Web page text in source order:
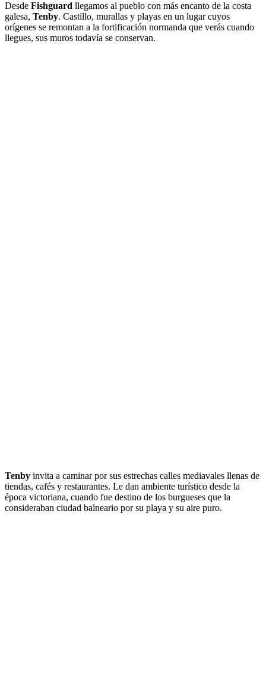
Desde Fishguard llegamos al pueblo con más encanto de la costa
galesa, Tenby. Castillo, murallas y playas en un lugar cuyos
orígenes se remontan a la fortificación normanda que verás cuando
llegues, sus muros todavía se conservan.
Tenby invita a caminar por sus estrechas calles mediavales llenas de
tiendas, cafés y restaurantes. Le dan ambiente turístico desde la
época victoriana, cuando fue destino de los burgueses que la
consideraban ciudad balneario por su playa y su aire puro.